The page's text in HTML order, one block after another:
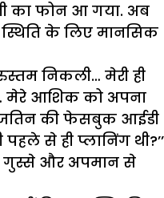
का फोन आ गया. अब
के लिए मानसिक
रुस्तम निकली… मेरी ही
मेरे आशिक को अपना
की फेसबुक आईडी
से ही प्लानिंग थी?’’
गुस्से और अपमान से